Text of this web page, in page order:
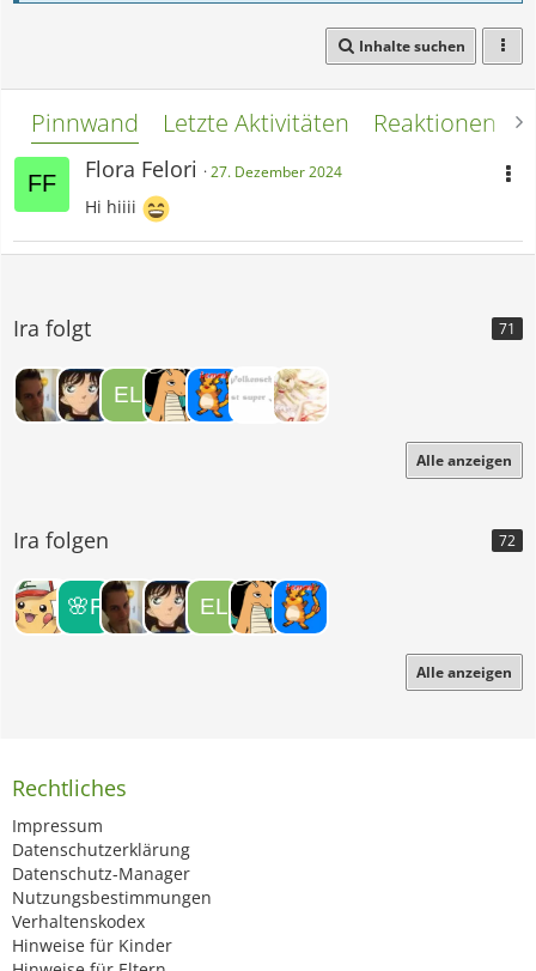
Inhalte suchen
Pinnwand Letzte Aktivitäten Reaktionen
Flora Felori 27. Dezember 2024
Hi hiiii
Ira folgt 71
Alle anzeigen
Ira folgen 72
Alle anzeigen
Rechtliches
Impressum
Datenschutzerklärung
Datenschutz-Manager
Nutzungsbestimmungen
Verhaltenskodex
Hinweise für Kinder